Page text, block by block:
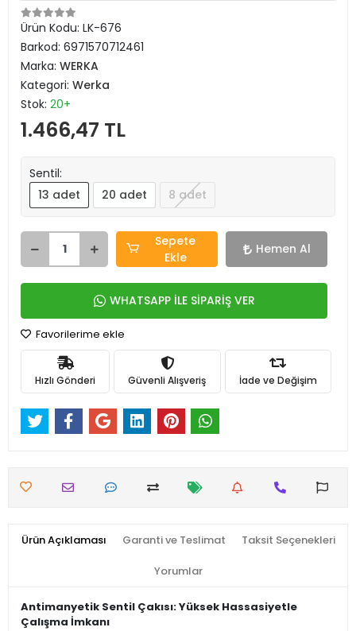
Ürün Kodu: LK-676
Barkod: 6971570712461
Marka: WERKA
Kategori: Werka
Stok: 20+
1.466,47 TL
Sentil:
13 adet
20 adet 8 adet
Sepete
Ekle
Hemen Al
WHATSAPP İLE SİPARİŞ VER
Favorilerime ekle
Hızlı Gönderi Güvenli Alışveriş İade ve Değişim
Ürün Açıklaması Garanti ve Teslimat Taksit Seçenekleri
Yorumlar
Antimanyetik Sentil Çakısı: Yüksek Hassasiyetle
Çalışma İmkanı